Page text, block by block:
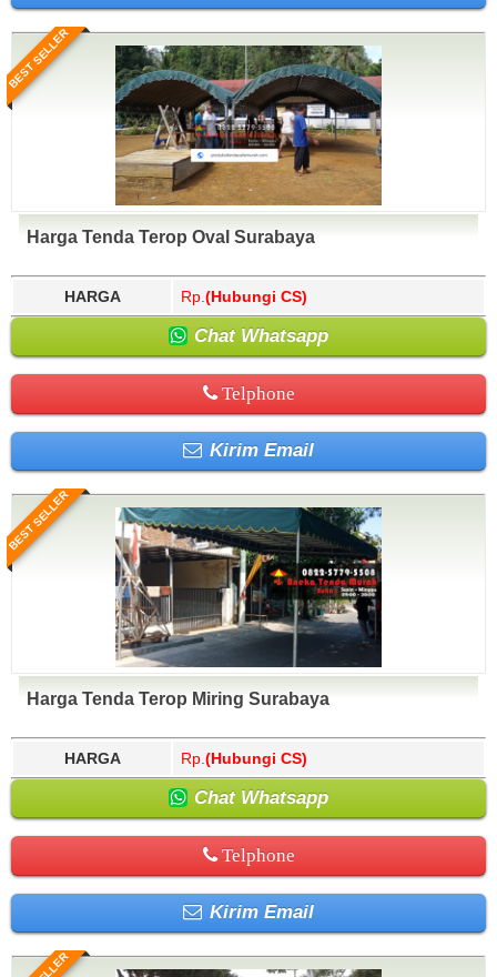
BEST SELLER
Harga Tenda Terop Oval Surabaya
HARGA Rp. (Hubungi CS)
Chat Whatsapp
Telphone
Kirim Email
BEST SELLER
Harga Tenda Terop Miring Surabaya
HARGA Rp. (Hubungi CS)
Chat Whatsapp
Telphone
Kirim Email